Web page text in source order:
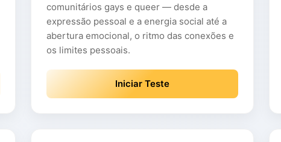
comunitários gays e queer — desde a
expressão pessoal e a energia social até a
abertura emocional, o ritmo das conexões e
os limites pessoais.
Iniciar Teste